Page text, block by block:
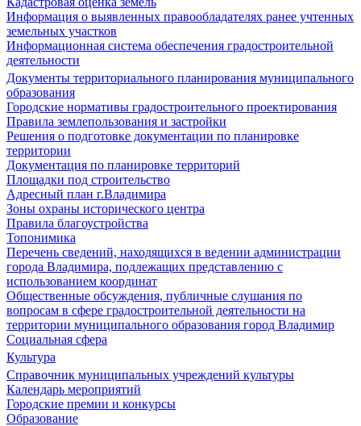
Информация о выявленных правообладателях ранее учтенных
земельных участков
Информационная система обеспечения градостроительной
деятельности
Документы территориального планирования муниципального
образования
Городские нормативы градостроительного проектирования
Правила землепользования и застройки
Решения о подготовке документации по планировке
территории
Документация по планировке территорий
Площадки под строительство
Адресный план г.Владимира
Зоны охраны исторического центра
Правила благоустройства
Топонимика
Перечень сведений, находящихся в ведении администрации
города Владимира, подлежащих представлению с
использованием координат
Общественные обсуждения, публичные слушания по
вопросам в сфере градостроительной деятельности на
территории муниципального образования город Владимир
Социальная сфера
Культура
Справочник муниципальных учреждений культуры
Календарь мероприятий
Городские премии и конкурсы
Образование